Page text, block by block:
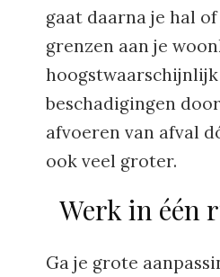
gaat daarna je hal
grenzen aan je
beschadigingen
afvoeren van afval
ook veel groter.
Werk in één
Ga je grote